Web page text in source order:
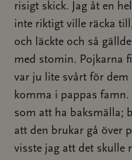
risigt skick. Jag åt en
inte riktigt ville räcka
och läckte och så
med stomin. Pojkarna
var ju lite svårt för
komma i pappas famn.
som att ha baksmälla;
att den brukar gå över
visste jag att det skulle